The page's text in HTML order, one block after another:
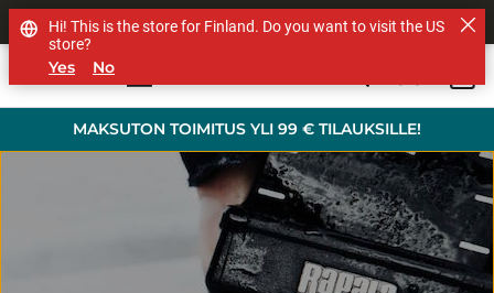
MAKSUTON TOIMITUS YLI 99 € TILAUKSILLE!
MUUT TUOTEMERKIT
Hi! This is the store for Finland. Do you want to visit the US
store?
Yes No